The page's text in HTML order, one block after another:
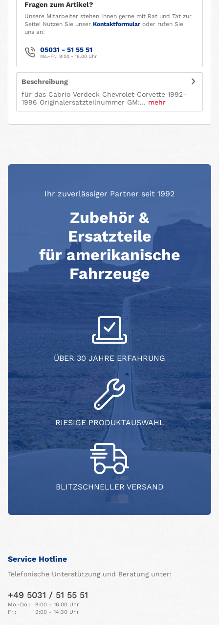
Fragen zum Artikel?
Unsere Mitarbeiter stehen Ihnen gerne mit Rat und Tat zur
Seite! Nutzen Sie unser Kontaktformular oder rufen Sie
uns an:
05031 - 51 55 51
Mo.-Fr.: 9:00 - 16.00 Uhr
Beschreibung
für das Cabrio Verdeck Chevrolet Corvette 1992-
1996 Originalersatzteilnummer GM:... mehr
Ihr zuverlässiger Partner seit 1992
Zubehör &
Ersatzteile
für amerikanische
Fahrzeuge
ÜBER 30 JAHRE ERFAHRUNG
RIESIGE PRODUKTAUSWAHL
BLITZSCHNELLER VERSAND
Service Hotline
Telefonische Unterstützung und Beratung unter:
+49 5031 / 51 55 51
Mo.-Do.:
9:00 - 16:00 Uhr
Fr.:
9:00 - 14:30 Uhr